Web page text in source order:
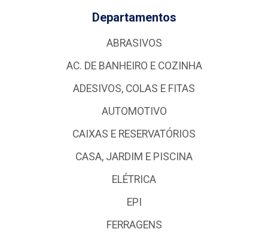
Departamentos
ABRASIVOS
AC. DE BANHEIRO E COZINHA
ADESIVOS, COLAS E FITAS
AUTOMOTIVO
CAIXAS E RESERVATÓRIOS
CASA, JARDIM E PISCINA
ELÉTRICA
EPI
FERRAGENS